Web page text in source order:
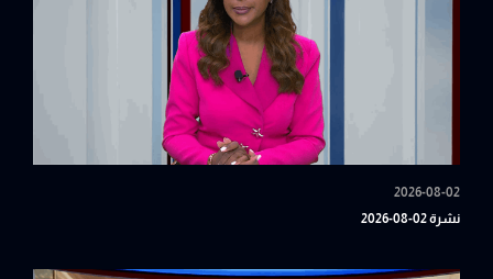
2026-08-02
نشرة 02-08-2026